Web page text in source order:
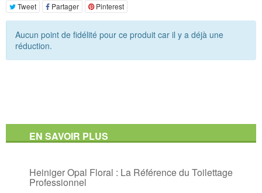
Tweet Partager Pinterest
Aucun point de fidélité pour ce produit car il y a déjà une
réduction.
EN SAVOIR PLUS
Heiniger Opal Floral : La Référence du Toilettage
Professionnel